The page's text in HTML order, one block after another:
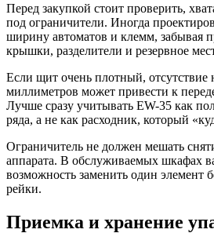
Перед закупкой стоит проверить,
под ограничители. Иногда
ширину автоматов и клемм, забывая
крышки, разделители и резервное
Если щит очень плотный, отсутствие
миллиметров может привести к
Лучше сразу учитывать EW-35 как
ряда, а не как расходник, который
Ограничитель не должен мешать
аппарата. В обслуживаемых шкафах
возможность заменить один элемент
рейки.
Приемка и хранение